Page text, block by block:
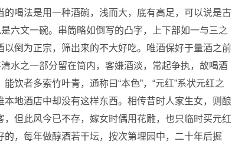
喝法是用一种酒碗，浅而大，底有高足，可以说是古
六文一碗。串筒略如倒写的凸字，上下部如一与三之
倒为正宗，筛出来的不大好吃。唯酒保好于量酒之前
水之一部分留在筒内，客嫌酒淡，常起争执，故喝酒
饮者多索竹叶青，通称曰“本色”，“元红”系状元红之
地酒店中却没有这样东西。相传昔时人家生女，则酿
但此风今已不存，嫁女时偶用花雕，也只临时买元红
，每年做醇酒若干坛，按次第埋园中，二十年后掘